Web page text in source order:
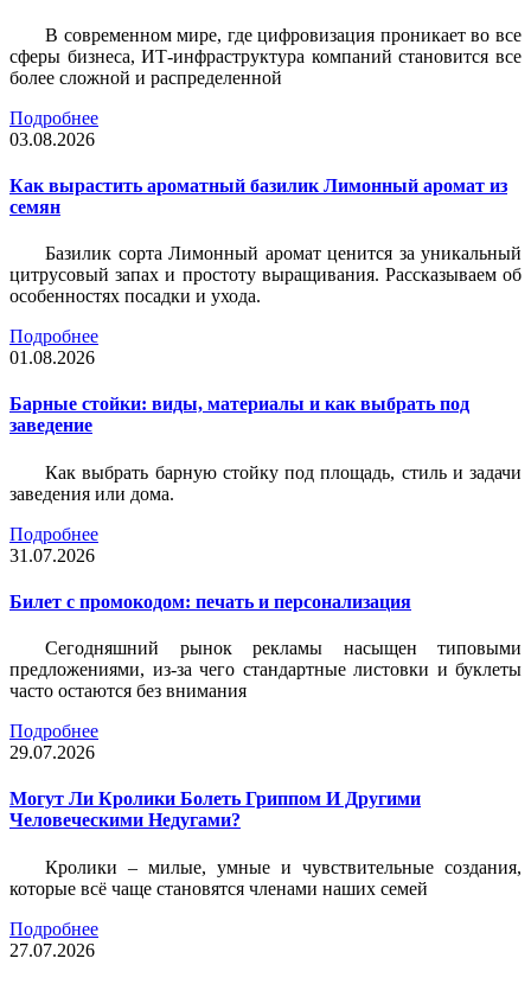
В современном мире, где цифровизация проникает во все
сферы бизнеса, ИТ-инфраструктура компаний становится все
более сложной и распределенной
Подробнее
03.08.2026
Как вырастить ароматный базилик Лимонный аромат из
семян
Базилик сорта Лимонный аромат ценится за уникальный
цитрусовый запах и простоту выращивания. Рассказываем об
особенностях посадки и ухода.
Подробнее
01.08.2026
Барные стойки: виды, материалы и как выбрать под
заведение
Как выбрать барную стойку под площадь, стиль и задачи
заведения или дома.
Подробнее
31.07.2026
Билет c промокодом: печать и персонализация
Сегодняшний рынок рекламы насыщен типовыми
предложениями, из-за чего стандартные листовки и буклеты
часто остаются без внимания
Подробнее
29.07.2026
Могут Ли Кролики Болеть Гриппом И Другими
Человеческими Недугами?
Кролики – милые, умные и чувствительные создания,
которые всё чаще становятся членами наших семей
Подробнее
27.07.2026